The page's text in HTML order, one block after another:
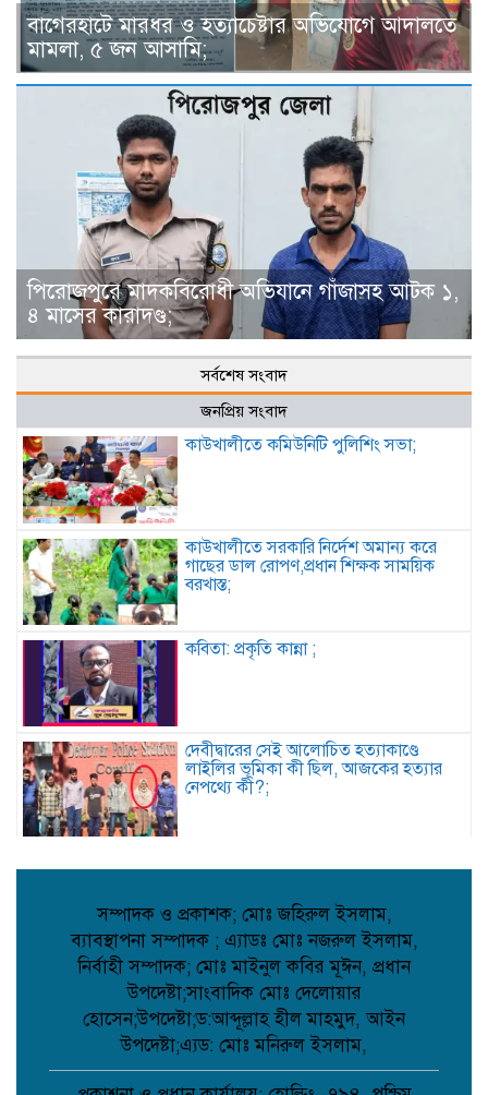
বাগেরহাটে মারধর ও হত্যাচেষ্টার অভিযোগে আদালতে
মামলা, ৫ জন আসামি;
পিরোজপুরে মাদকবিরোধী অভিযানে গাঁজাসহ আটক ১,
৪ মাসের কারাদণ্ড;
সর্বশেষ সংবাদ
জনপ্রিয় সংবাদ
কাউখালীতে কমিউনিটি পুলিশিং সভা;
কাউখালীতে সরকারি নির্দেশ অমান্য করে
গাছের ডাল রোপণ,প্রধান শিক্ষক সাময়িক
বরখাস্ত;
কবিতা: প্রকৃতি কান্না ;
দেবীদ্বারের সেই আলোচিত হত্যাকাণ্ডে
লাইলির ভূমিকা কী ছিল, আজকের হত্যার
নেপথ্যে কী?;
দৌলতপুর ইউনিয়নের গণমানুষের আশা-
দেবিদ্বারে ভাড়াটিয়ার হাতে বাড়ির মালিক খুন,
পলিথিনে মোড়ানো লাশের ৯ প্যাকেট উদ্ধার,
আটক ১;
নওগাঁর আত্রাইয়ে পুলিশের অভিযানে ৫ জন
সম্পাদক ও প্রকাশক; মোঃ জহিরুল ইসলাম,
ব্যাবস্থাপনা সম্পাদক ; এ্যাডঃ মোঃ নজরুল ইসলাম,
নির্বাহী সম্পাদক; মোঃ মাইনুল কবির মূঈন, প্রধান
উপদেষ্টা;সাংবাদিক মোঃ দেলোয়ার
হোসেন;উপদেষ্টা;ড:আব্দূল্লাহ হীল মাহমুদ, আইন
উপদেষ্টা;এ্যড: মোঃ মনিরুল ইসলাম,